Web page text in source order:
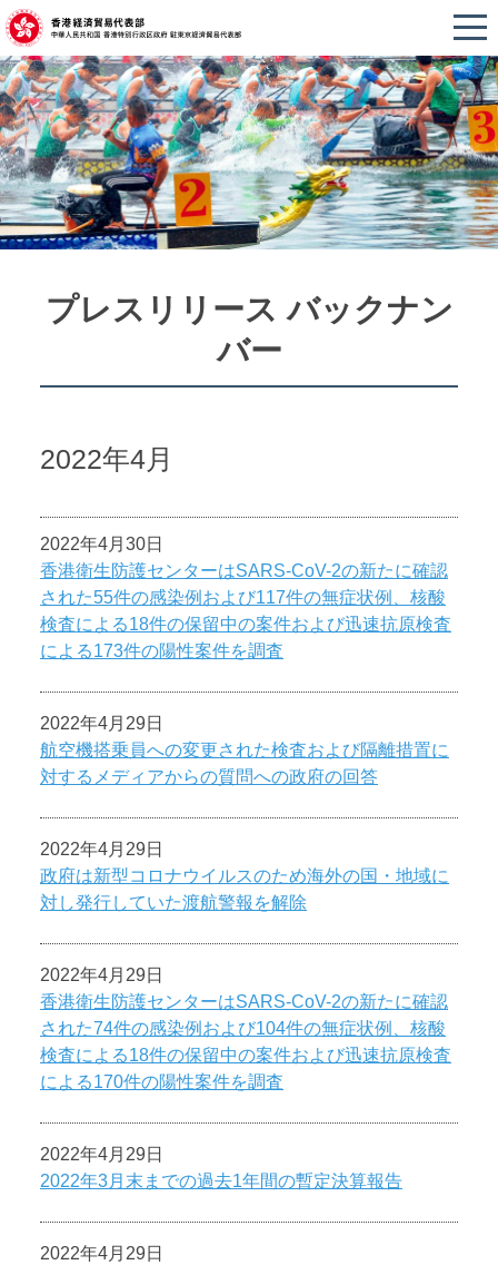
プレスリリース バックナン
バー
2022年4月
2022年4月30日
香港衛生防護センターはSARS-CoV-2の新たに確認
された55件の感染例および117件の無症状例、核酸
検査による18件の保留中の案件および迅速抗原検査
による173件の陽性案件を調査
2022年4月29日
航空機搭乗員への変更された検査および隔離措置に
対するメディアからの質問への政府の回答
2022年4月29日
政府は新型コロナウイルスのため海外の国・地域に
対し発行していた渡航警報を解除
2022年4月29日
香港衛生防護センターはSARS-CoV-2の新たに確認
された74件の感染例および104件の無症状例、核酸
検査による18件の保留中の案件および迅速抗原検査
による170件の陽性案件を調査
2022年4月29日
2022年3月末までの過去1年間の暫定決算報告
2022年4月29日